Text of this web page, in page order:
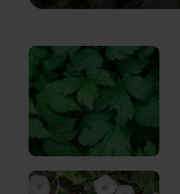
mauvaises
herbes
communes
en
France
et
peuvent